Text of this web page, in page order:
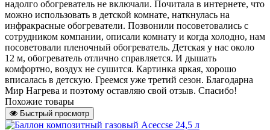
надолго обогреватель не включали. Почитала в интернете, что
можно использовать в детской комнате, наткнулась на
инфракрасные обогреватели. Позвонили посоветовались с
сотрудником компании, описали комнату и когда холодно, нам
посоветовали пленочный обогреватель. Детская у нас около
12 м, обогреватель отлично справляется. И дышать
комфортно, воздух не сушится. Картинка яркая, хорошо
вписалась в детскую. Греемся уже третий сезон. Благодарна
Мир Нагрева и поэтому оставляю свой отзыв. Спасибо!
Похожие товары
Быстрый просмотр